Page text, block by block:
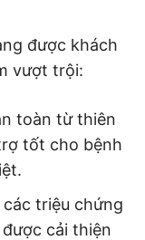
được khách
vượt trội:
toàn từ thiên
tốt cho bệnh
triệu chứng
cải thiện